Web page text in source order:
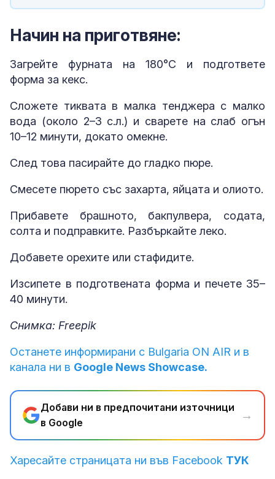
Начин на приготвяне:
Загрейте фурната на 180°C и подгответе
форма за кекс.
Сложете тиквата в малка тенджера с малко
вода (около 2–3 с.л.) и сварете на слаб огън
10–12 минути, докато омекне.
След това пасирайте до гладко пюре.
Смесете пюрето със захарта, яйцата и олиото.
Прибавете брашното, бакпулвера, содата,
солта и подправките. Разбъркайте леко.
Добавете орехите или стафидите.
Изсипете в подготвената форма и печете 35–
40 минути.
Снимка: Freepik
Останете информирани с Bulgaria ON AIR и в
канала ни в Google News Showcase.
Добави ни в предпочитани източници
в Google
→
Харесайте страницата ни във Facebook ТУК